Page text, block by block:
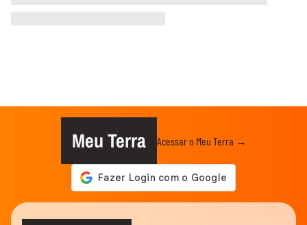
Meu Terra Acessar o Meu Terra →